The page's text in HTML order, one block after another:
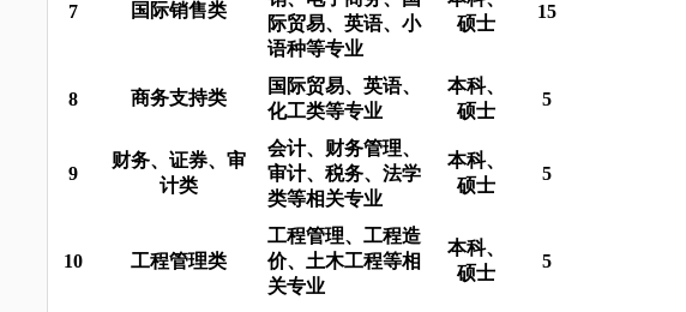
7 国际销售类
际贸易、英语、小
语种等专业
硕士
15
8 商务支持类
国际贸易、英语、
化工类等专业
本科、
硕士
5
9
财务、证券、审
计类
会计、财务管理、
审计、税务、法学
类等相关专业
本科、
硕士
5
10 工程管理类
工程管理、工程造
价、土木工程等相
关专业
本科、
硕士
5